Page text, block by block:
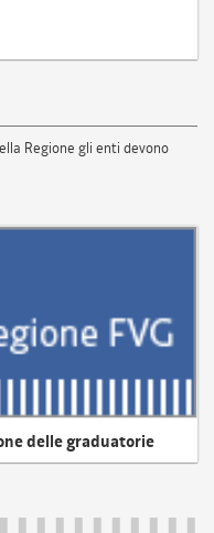
Regione gli enti devono
delle graduatorie